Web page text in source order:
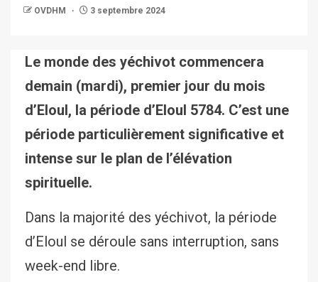
OVDHM 3 septembre 2024
Le monde des yéchivot commencera
demain (mardi), premier jour du mois
d’Eloul, la période d’Eloul 5784. C’est une
période particulièrement significative et
intense sur le plan de l’élévation
spirituelle.
Dans la majorité des yéchivot, la période
d’Eloul se déroule sans interruption, sans
week-end libre.